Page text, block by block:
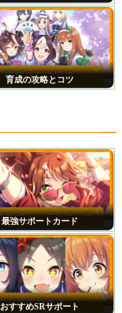
育成の攻略とコツ
最強サポートカード
おすすめSRサポート